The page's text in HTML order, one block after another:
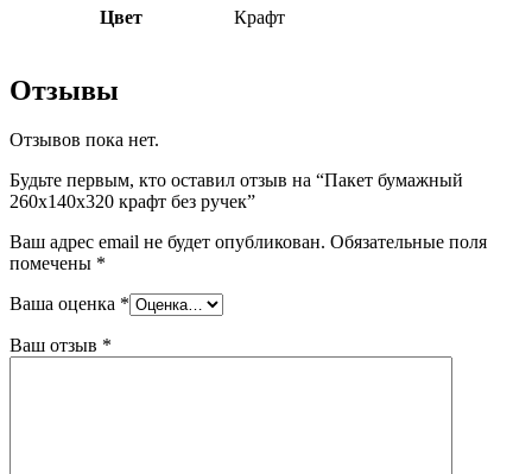
Цвет Крафт
Отзывы
Отзывов пока нет.
Будьте первым, кто оставил отзыв на “Пакет бумажный
260х140х320 крафт без ручек”
Ваш адрес email не будет опубликован. Обязательные поля
помечены *
Ваша оценка *
Ваш отзыв *